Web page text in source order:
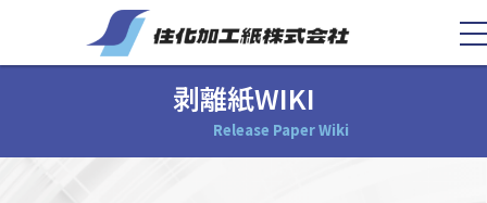
剥離紙WIKI
Release Paper Wiki